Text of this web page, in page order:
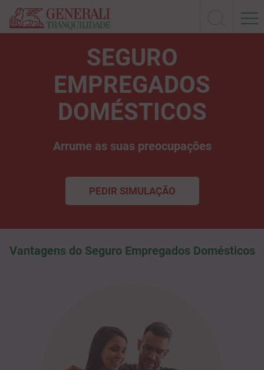
SEGURO
EMPREGADOS
DOMÉSTICOS
Arrume as suas preocupações
PEDIR SIMULAÇÃO
Vantagens do Seguro Empregados Domésticos